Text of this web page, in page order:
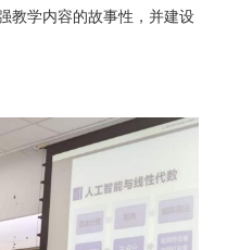
教学内容的故事性，并建设